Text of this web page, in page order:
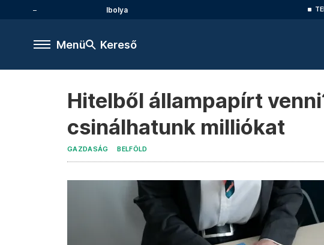
Ibolya
Menü Kereső
Hitelből állampapírt
csinálhatunk milliókat
GAZDASÁG BELFÖLD